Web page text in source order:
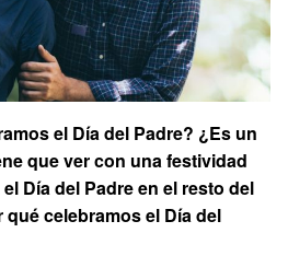
el Día del Padre? ¿Es un
que ver con una festividad
Día del Padre en el resto del
celebramos el Día del